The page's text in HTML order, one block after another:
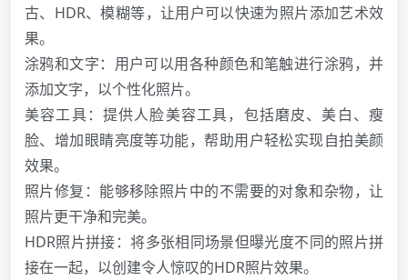
古、HDR、模糊等，让用户可以快速为照片添加艺术效
果。
涂鸦和文字：用户可以用各种颜色和笔触进行涂鸦，并
添加文字，以个性化照片。
美容工具：提供人脸美容工具，包括磨皮、美白、瘦
脸、增加眼睛亮度等功能，帮助用户轻松实现自拍美颜
效果。
照片修复：能够移除照片中的不需要的对象和杂物，让
照片更干净和完美。
HDR照片拼接：将多张相同场景但曝光度不同的照片拼
接在一起，以创建令人惊叹的HDR照片效果。